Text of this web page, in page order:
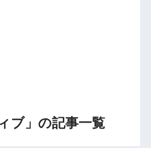
ブ」の記事一覧